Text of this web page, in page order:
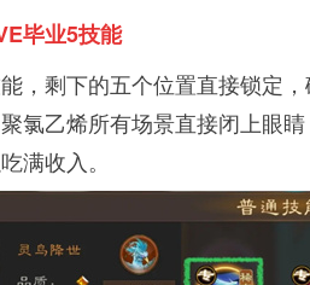
毕业5技能
，剩下的五个位置直接锁定
氯乙烯所有场景直接闭上眼
满收入。